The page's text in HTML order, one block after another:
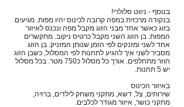
בנוסף - ניווט סלולרי!
בנקודה מרכזית במפה קרובה לכינוס יהיו מפות. מגיעים
בזוג כאשר אחד מבני הזוג מקבל מפה ונכנס לאיזור
המפות. בן הזוג השני מקבל כרטיס ניקוב. מתקשרים
אחד לשני ומזנקים לפי הזמן שנותן המזניק. בן הזוג
מסביר לשני איך להגיע לתחנות לפי המסלול, כשבן הזוג
חוזר מתחלפים. אורך כל מסלול כ750 מטר. בכל מסלול
יש 5 תחנות.
באיזור הכינוס
שירותים, צל, דשא, מתקני משחק לילדים, ברזיה,
מתקני כושר, איזור מגודר לכלבים.